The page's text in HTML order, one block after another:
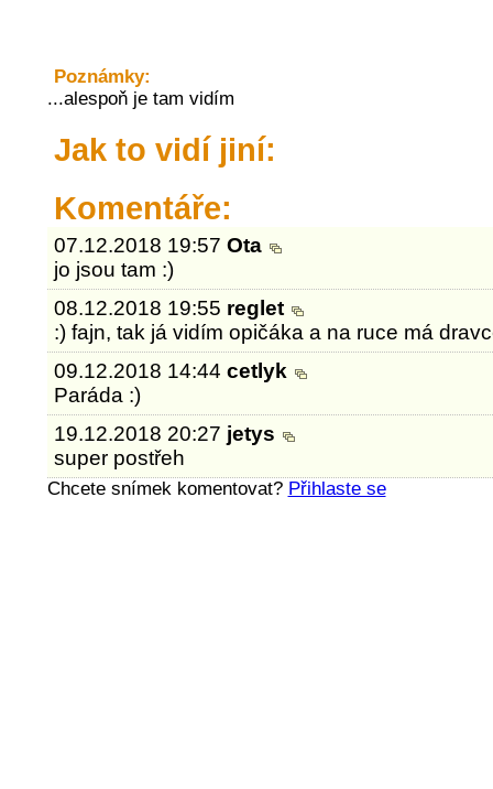
Poznámky:
...alespoň je tam vidím
Jak to vidí jiní:
Komentáře:
07.12.2018 19:57Ota
jo jsou tam :)
08.12.2018 19:55 reglet
:) fajn, tak já vidím opičáka a na ruce má
09.12.2018 14:44cetlyk
Paráda :)
19.12.2018 20:27 jetys
super postřeh
Chcete snímek komentovat? Přihlaste se